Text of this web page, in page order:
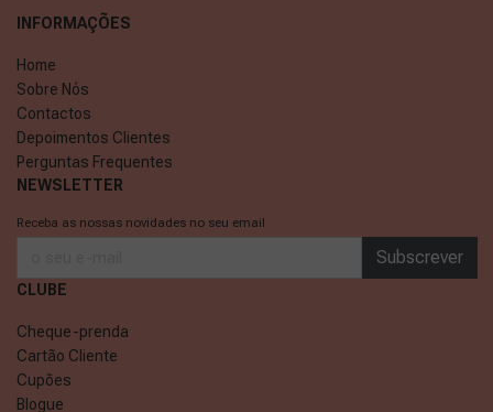
INFORMAÇÕES
Home
Sobre Nós
Contactos
Depoimentos Clientes
Perguntas Frequentes
NEWSLETTER
Receba as nossas novidades no seu email
Subscrever
CLUBE
Cheque-prenda
Cartão Cliente
Cupões
Blogue